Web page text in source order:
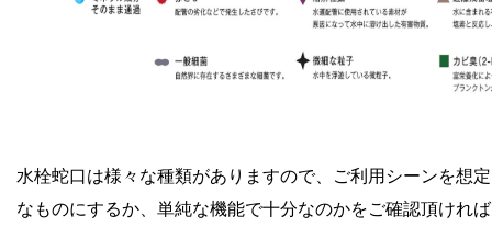
水栓蛇口は様々な種類がありますので、
ご利用シーンを想
なものにするか、単純な機能で十分なのかをご確認頂けれ